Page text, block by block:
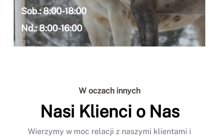
Sob.: 8:00-18:00
Nd.: 8:00-16:00
W oczach innych
Nasi Klienci o Nas
Wierzymy w moc relacji z naszymi klientami i